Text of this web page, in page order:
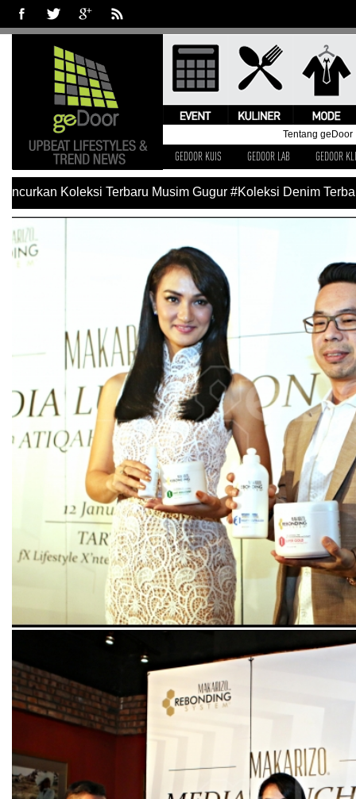
Tentang geDoor
GEDOOR KUIS GEDOOR LAB GEDOOR
Koleksi Terbaru Musim Gugur #Koleksi Denim Terbaru